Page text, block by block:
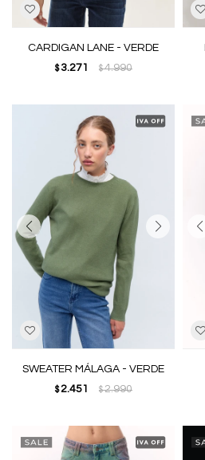
CARDIGAN LANE - VERDE
$ 3.271 $4.990
SWEATER MÁLAGA - VERDE
$ 2.451 $2.990